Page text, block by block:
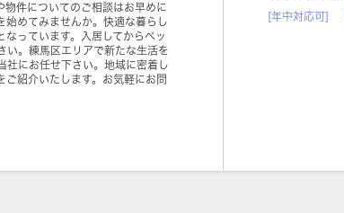
物件についてのご相談はお早めに
始めてみませんか。快適な暮らし
っています。入居してからペッ
い。練馬区エリアで新たな生活を
社にお任せ下さい。地域に密着し
ご紹介いたします。お気軽にお問
[年中対応可]